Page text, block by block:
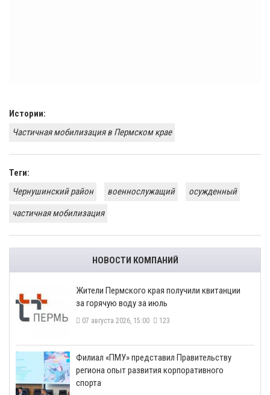
Истории:
​Частичная мобилизация в Пермском крае
Теги:
Чернушинский район
военнослужащий
осужденный
частичная мобилизация
НОВОСТИ КОМПАНИЙ
​Жители Пермского края получили квитанции
за горячую воду за июль
07 августа 2026, 15:00 123
​Филиал «ПМУ» представил Правительству
региона опыт развития корпоративного
спорта